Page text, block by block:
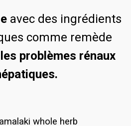
avec des ingrédients
comme remède
les problèmes rénaux
whole herb